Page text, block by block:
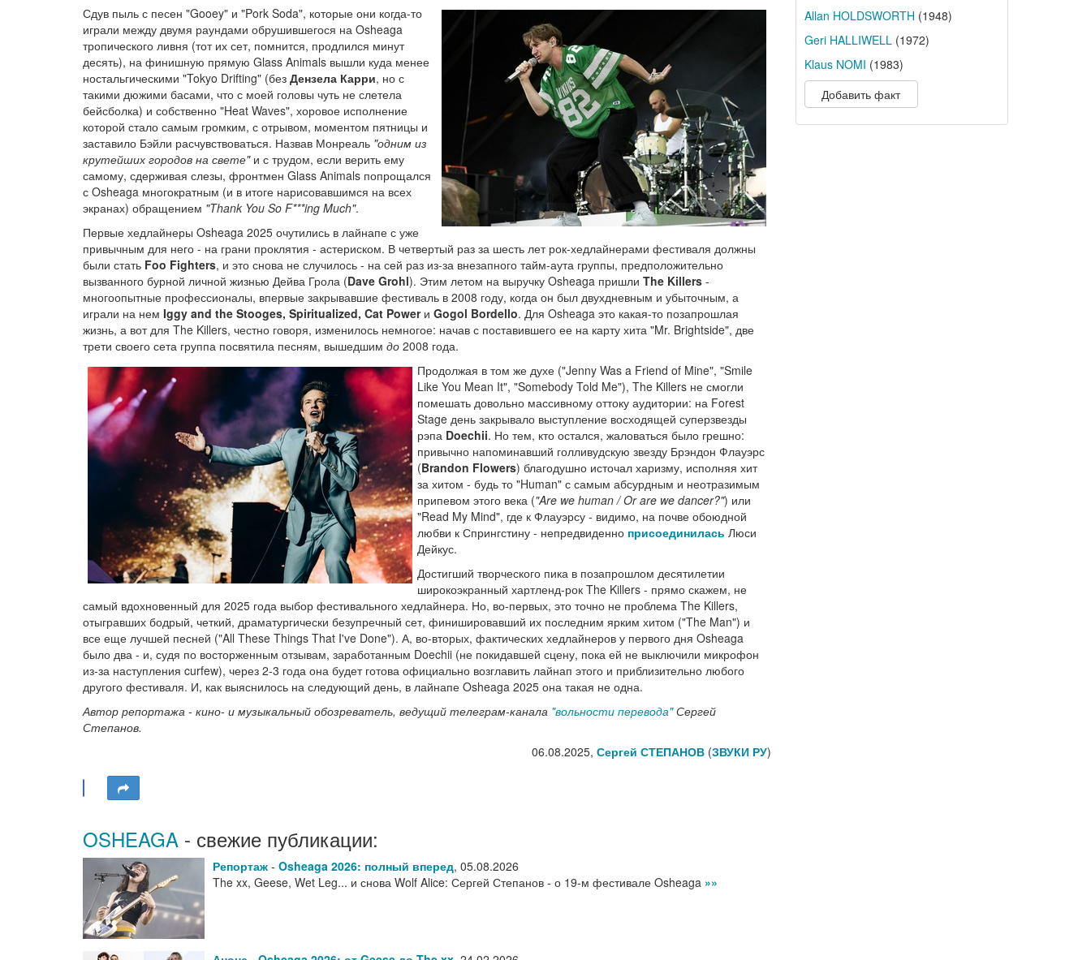
Сдув пыль с песен "Gooey" и "Pork Soda", которые они когда-то
играли между двумя раундами обрушившегося на Osheaga
тропического ливня (тот их сет, помнится, продлился минут
десять), на финишную прямую Glass Animals вышли куда менее
ностальгическими "Tokyo Drifting" (без Дензела Карри, но с
такими дюжими басами, что с моей головы чуть не слетела
бейсболка) и собственно "Heat Waves", хоровое исполнение
которой стало самым громким, с отрывом, моментом пятницы и
заставило Бэйли расчувствоваться. Назвав Монреаль "одним из
крутейших городов на свете"и с трудом, если верить ему
самому, сдерживая слезы, фронтмен Glass Animals попрощался
с Osheaga многократным (и в итоге нарисовавшимся на всех
экранах) обращением "Thank You So F***ing Much".
Первые хедлайнеры Osheaga 2025 очутились в лайнапе с уже
привычным для него - на грани проклятия - астериском. В четвертый раз за шесть лет рок-хедлайнерами фестиваля должны
были стать Foo Fighters, и это снова не случилось - на сей раз из-за внезапного тайм-аута группы, предположительно
вызванного бурной личной жизнью Дейва Грола (Dave Grohl). Этим летом на выручку Osheaga пришли The Killers -
многоопытные профессионалы, впервые закрывавшие фестиваль в 2008 году, когда он был двухдневным и убыточным, а
играли на нем Iggy and the Stooges, Spiritualized, Cat Powerи Gogol Bordello. Для Osheaga это какая-то позапрошлая
жизнь, а вот для The Killers, честно говоря, изменилось немногое: начав с поставившего ее на карту хита "Mr. Brightside", две
трети своего сета группа посвятила песням, вышедшим до 2008 года.
Продолжая в том же духе ("Jenny Was a Friend of Mine", "Smile
Like You Mean It", "Somebody Told Me"), The Killers не смогли
помешать довольно массивному оттоку аудитории: на Forest
Stage день закрывало выступление восходящей суперзвезды
рэпа Doechii. Но тем, кто остался, жаловаться было грешно:
привычно напоминавший голливудскую звезду Брэндон Флауэрс
(Brandon Flowers) благодушно источал харизму, исполняя хит
за хитом - будь то "Human" с самым абсурдным и неотразимым
припевом этого века ("Are we human / Or are we dancer?") или
"Read My Mind", где к Флауэрсу - видимо, на почве обоюдной
любви к Спрингстину - непредвиденно присоединилась Люси
Дейкус.
Достигший творческого пика в позапрошлом десятилетии
широкоэкранный хартленд-рок The Killers - прямо скажем, не
самый вдохновенный для 2025 года выбор фестивального хедлайнера. Но, во-первых, это точно не проблема The Killers,
отыгравших бодрый, четкий, драматургически безупречный сет, финишировавший их последним ярким хитом ("The Man") и
все еще лучшей песней ("All These Things That I've Done"). А, во-вторых, фактических хедлайнеров у первого дня Osheaga
было два - и, судя по восторженным отзывам, заработанным Doechii (не покидавшей сцену, пока ей не выключили микрофон
из-за наступления curfew), через 2-3 года она будет готова официально возглавить лайнап этого и приблизительно любого
другого фестиваля. И, как выяснилось на следующий день, в лайнапе Osheaga 2025 она такая не одна.
Автор репортажа - кино- и музыкальный обозреватель, ведущий телеграм-канала "вольности перевода"Сергей
Степанов.
06.08.2025, Сергей СТЕПАНОВ(ЗВУКИ РУ)
OSHEAGA - свежие публикации:
Репортаж - Osheaga 2026: полный вперед, 05.08.2026
The xx, Geese, Wet Leg... и снова Wolf Alice: Сергей Степанов - о 19-м фестивале Osheaga »»
Allan HOLDSWORTH (1948)
Geri HALLIWELL(1972)
Klaus NOMI (1983)
Добавить факт